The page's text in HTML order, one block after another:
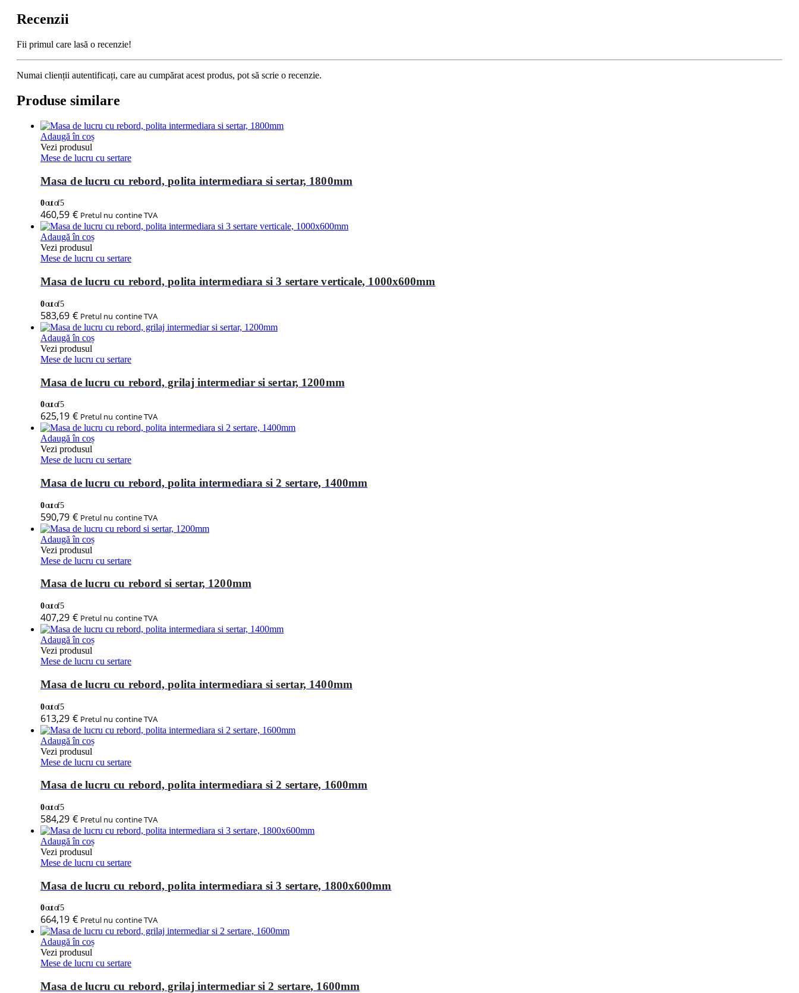
Recenzii
Fii primul care lasă o recenzie!
Numai clienții autentificați, care au cumpărat acest produs, pot să scrie o recenzie.
Produse similare
Adaugă în coș
Vezi produsul
Mese de lucru cu sertare
Masa de lucru cu rebord, polita intermediara si sertar, 1800mm
0out of 5
460,59 € Pretul nu contine TVA
Adaugă în coș
Vezi produsul
Mese de lucru cu sertare
Masa de lucru cu rebord, polita intermediara si 3 sertare verticale, 1000x600mm
0out of 5
583,69 € Pretul nu contine TVA
Adaugă în coș
Vezi produsul
Mese de lucru cu sertare
Masa de lucru cu rebord, grilaj intermediar si sertar, 1200mm
0out of 5
625,19 € Pretul nu contine TVA
Adaugă în coș
Vezi produsul
Mese de lucru cu sertare
Masa de lucru cu rebord, polita intermediara si 2 sertare, 1400mm
0out of 5
590,79 € Pretul nu contine TVA
Adaugă în coș
Vezi produsul
Mese de lucru cu sertare
Masa de lucru cu rebord si sertar, 1200mm
0out of 5
407,29 € Pretul nu contine TVA
Adaugă în coș
Vezi produsul
Mese de lucru cu sertare
Masa de lucru cu rebord, polita intermediara si sertar, 1400mm
0out of 5
613,29 € Pretul nu contine TVA
Adaugă în coș
Vezi produsul
Mese de lucru cu sertare
Masa de lucru cu rebord, polita intermediara si 2 sertare, 1600mm
0out of 5
584,29 € Pretul nu contine TVA
Adaugă în coș
Vezi produsul
Mese de lucru cu sertare
Masa de lucru cu rebord, polita intermediara si 3 sertare, 1800x600mm
0out of 5
664,19 € Pretul nu contine TVA
Adaugă în coș
Vezi produsul
Mese de lucru cu sertare
Masa de lucru cu rebord, grilaj intermediar si 2 sertare, 1600mm